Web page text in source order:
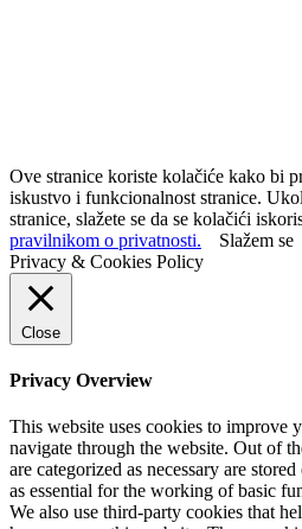
Ove stranice koriste kolačiće kako bi
iskustvo i funkcionalnost stranice.
stranice, slažete se da se kolačići
pravilnikom o privatnosti.
Slažem se
Privacy & Cookies Policy
Close
Privacy Overview
This website uses cookies to improve
navigate through the website. Out of
are categorized as necessary are
as essential for the working of basic
We also use third-party cookies that